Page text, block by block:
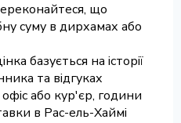
що
суму в дирхамах або
базується на історії
та відгуках
або кур'єр, години
в Рас-ель-Хаймі